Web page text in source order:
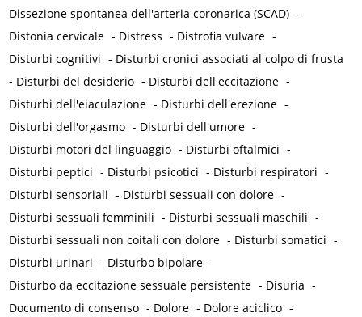
Dissezione spontanea dell'arteria coronarica (SCAD) -
Distonia cervicale - Distress - Distrofia vulvare -
Disturbi cognitivi - Disturbi cronici associati al colpo di frusta
- Disturbi del desiderio - Disturbi dell'eccitazione -
Disturbi dell'eiaculazione - Disturbi dell'erezione -
Disturbi dell'orgasmo - Disturbi dell'umore -
Disturbi motori del linguaggio - Disturbi oftalmici -
Disturbi peptici - Disturbi psicotici - Disturbi respiratori -
Disturbi sensoriali - Disturbi sessuali con dolore -
Disturbi sessuali femminili - Disturbi sessuali maschili -
Disturbi sessuali non coitali con dolore - Disturbi somatici -
Disturbi urinari - Disturbo bipolare -
Disturbo da eccitazione sessuale persistente - Disuria -
Documento di consenso - Dolore - Dolore aciclico -